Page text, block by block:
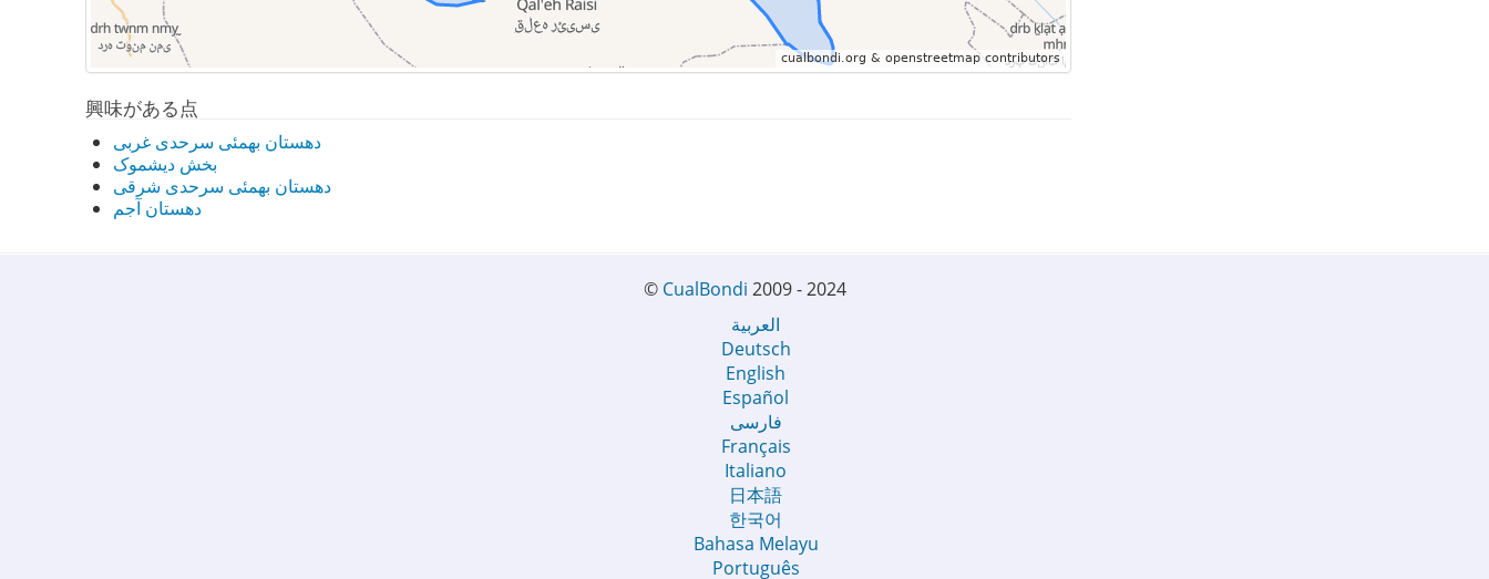
興味がある点
دهستان بهمئی سرحدی غربی
بخش دیشموک
دهستان بهمئی سرحدی شرقی
دهستان آجم
© CualBondi 2009 - 2024
العربية
Deutsch
English
Español
فارسی
Français
Italiano
日本語
한국어
Bahasa Melayu
Português